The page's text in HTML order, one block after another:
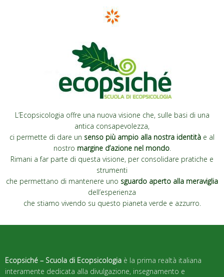
L’Ecopsicologia offre una nuova visione che, sulle basi di una
antica consapevolezza,
ci permette di dare un senso più ampio alla nostra identità e al
nostro margine d’azione nel mondo.
Rimani a far parte di questa visione, per consolidare pratiche e
strumenti
che permettano di mantenere uno sguardo aperto alla meraviglia
dell’esperienza
che stiamo vivendo su questo pianeta verde e azzurro.
Ecopsiché – Scuola di Ecopsicologia è la prima realtà italiana
interamente dedicata alla divulgazione, insegnamento e